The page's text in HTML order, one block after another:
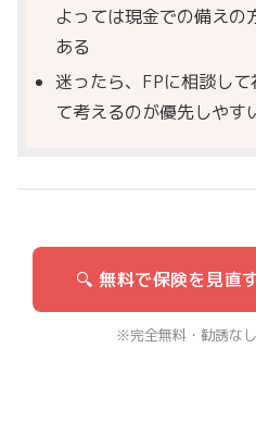
よっては現金での備えの
ある
迷ったら、FPに相談し
て考えるのが優先しやす
🔍 無料で保険を見直
※完全無料・勧誘な